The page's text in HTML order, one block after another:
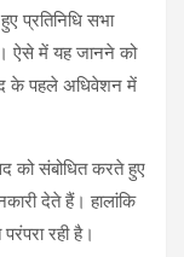
प्रतिनिधि सभा
ऐसे में यह जानने को
के पहले अधिवेशन में
को संबोधित करते हुए
देते हैं। हालांकि
रही है।